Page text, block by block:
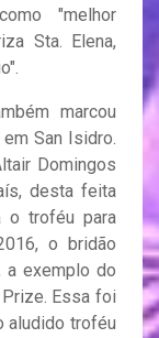
"melhor
Sta. Elena,
marcou
San Isidro.
Domingos
desta feita
o troféu para
o bridão
a exemplo do
Essa foi
aludido troféu